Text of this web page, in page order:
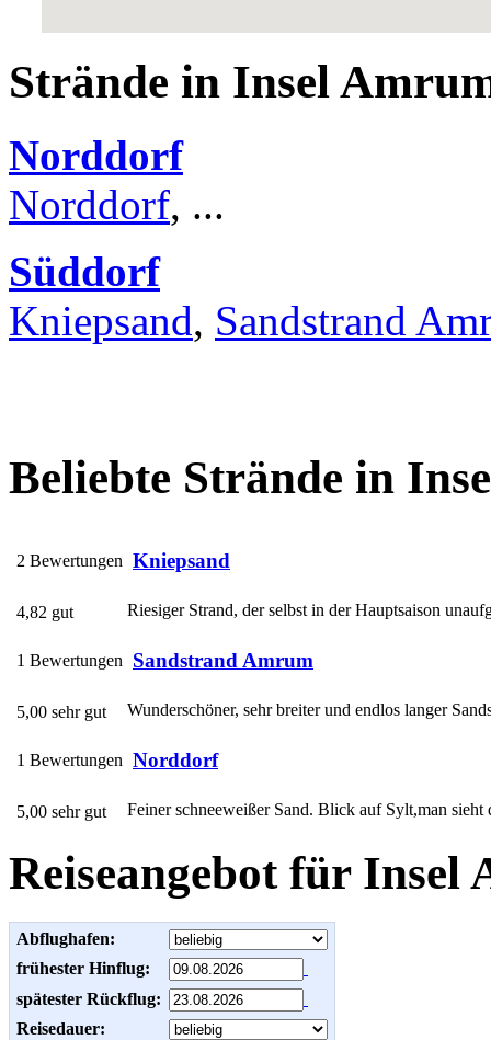
Strände in Insel
Norddorf
Norddorf, ...
Süddorf
Kniepsand, Sandstrand
Beliebte Strände in
2 Bewertungen Kniepsand
Riesiger Strand, der selbst in der Hauptsaison
4,82 gut
1 Bewertungen Sandstrand Amrum
Wunderschöner, sehr breiter und endlos langer
5,00 sehr gut
1 Bewertungen Norddorf
Feiner schneeweißer Sand. Blick auf Sylt,man
5,00 sehr gut
Reiseangebot für Insel
Abflughafen:
frühester Hinflug:
spätester Rückflug:
Reisedauer: